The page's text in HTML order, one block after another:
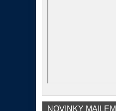
NOVINKY MAILEM